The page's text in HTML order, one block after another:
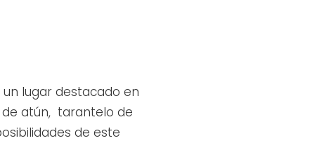
un lugar destacado en
de atún, tarantelo de
de este